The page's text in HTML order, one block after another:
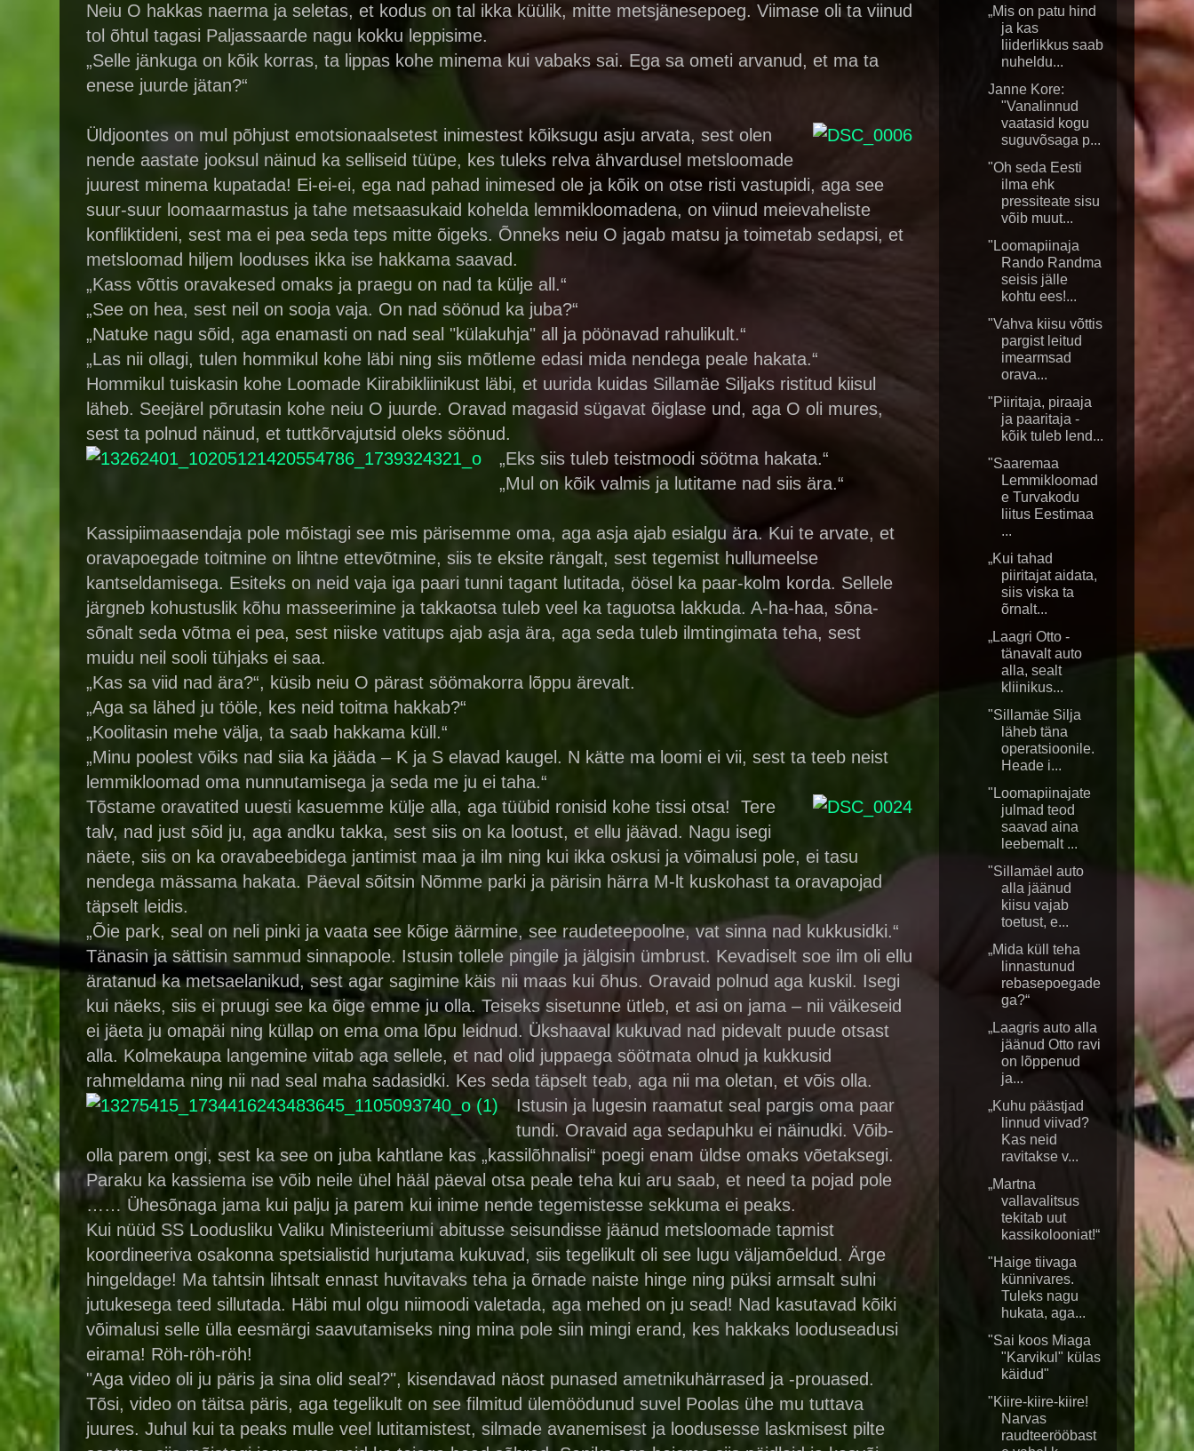
Neiu O hakkas naerma ja seletas, et kodus on tal ikka küülik, mitte metsjänesepoeg. Viimase oli ta viinud
tol õhtul tagasi Paljassaarde nagu kokku leppisime.
„Selle jänkuga on kõik korras, ta lippas kohe minema kui vabaks sai. Ega sa ometi arvanud, et ma ta
enese juurde jätan?“
Üldjoontes on mul põhjust emotsionaalsetest inimestest kõiksugu asju arvata, sest olen
nende aastate jooksul näinud ka selliseid tüüpe, kes tuleks relva ähvardusel metsloomade
juurest minema kupatada! Ei-ei-ei, ega nad pahad inimesed ole ja kõik on otse risti vastupidi, aga see
suur-suur loomaarmastus ja tahe metsaasukaid kohelda lemmikloomadena, on viinud meievaheliste
konfliktideni, sest ma ei pea seda teps mitte õigeks. Õnneks neiu O jagab matsu ja toimetab sedapsi, et
metsloomad hiljem looduses ikka ise hakkama saavad.
„Kass võttis oravakesed omaks ja praegu on nad ta külje all.“
„See on hea, sest neil on sooja vaja. On nad söönud ka juba?“
„Natuke nagu sõid, aga enamasti on nad seal "külakuhja" all ja pöönavad rahulikult.“
„Las nii ollagi, tulen hommikul kohe läbi ning siis mõtleme edasi mida nendega peale hakata.“
Hommikul tuiskasin kohe Loomade Kiirabikliinikust läbi, et uurida kuidas Sillamäe Siljaks ristitud kiisul
läheb. Seejärel põrutasin kohe neiu O juurde. Oravad magasid sügavat õiglase und, aga O oli mures,
sest ta polnud näinud, et tuttkõrvajutsid oleks söönud.
„Eks siis tuleb teistmoodi söötma hakata.“
„Mul on kõik valmis ja lutitame nad siis ära.“
Kassipiimaasendaja pole mõistagi see mis pärisemme oma, aga asja ajab esialgu ära. Kui te arvate, et
oravapoegade toitmine on lihtne ettevõtmine, siis te eksite rängalt, sest tegemist hullumeelse
kantseldamisega. Esiteks on neid vaja iga paari tunni tagant lutitada, öösel ka paar-kolm korda. Sellele
järgneb kohustuslik kõhu masseerimine ja takkaotsa tuleb veel ka taguotsa lakkuda. A-ha-haa, sõna-
sõnalt seda võtma ei pea, sest niiske vatitups ajab asja ära, aga seda tuleb ilmtingimata teha, sest
muidu neil sooli tühjaks ei saa.
„Kas sa viid nad ära?“, küsib neiu O pärast söömakorra lõppu ärevalt.
„Aga sa lähed ju tööle, kes neid toitma hakkab?“
„Koolitasin mehe välja, ta saab hakkama küll.“
„Minu poolest võiks nad siia ka jääda – K ja S elavad kaugel. N kätte ma loomi ei vii, sest ta teeb neist
lemmikloomad oma nunnutamisega ja seda me ju ei taha.“
Tõstame oravatited uuesti kasuemme külje alla, aga tüübid ronisid kohe tissi otsa! Tere
talv, nad just sõid ju, aga andku takka, sest siis on ka lootust, et ellu jäävad. Nagu isegi
näete, siis on ka oravabeebidega jantimist maa ja ilm ning kui ikka oskusi ja võimalusi pole, ei tasu
nendega mässama hakata. Päeval sõitsin Nõmme parki ja pärisin härra M-lt kuskohast ta oravapojad
täpselt leidis.
„Õie park, seal on neli pinki ja vaata see kõige äärmine, see raudeteepoolne, vat sinna nad kukkusidki.“
Tänasin ja sättisin sammud sinnapoole. Istusin tollele pingile ja jälgisin ümbrust. Kevadiselt soe ilm oli ellu
äratanud ka metsaelanikud, sest agar sagimine käis nii maas kui õhus. Oravaid polnud aga kuskil. Isegi
kui näeks, siis ei pruugi see ka õige emme ju olla. Teiseks sisetunne ütleb, et asi on jama – nii väikeseid
ei jäeta ju omapäi ning küllap on ema oma lõpu leidnud. Ükshaaval kukuvad nad pidevalt puude otsast
alla. Kolmekaupa langemine viitab aga sellele, et nad olid juppaega söötmata olnud ja kukkusid
rahmeldama ning nii nad seal maha sadasidki. Kes seda täpselt teab, aga nii ma oletan, et võis olla.
Istusin ja lugesin raamatut seal pargis oma paar
tundi. Oravaid aga sedapuhku ei näinudki. Võib-
olla parem ongi, sest ka see on juba kahtlane kas „kassilõhnalisi“ poegi enam üldse omaks võetaksegi.
Paraku ka kassiema ise võib neile ühel hääl päeval otsa peale teha kui aru saab, et need ta pojad pole
…… Ühesõnaga jama kui palju ja parem kui inime nende tegemistesse sekkuma ei peaks.
Kui nüüd SS Loodusliku Valiku Ministeeriumi abitusse seisundisse jäänud metsloomade tapmist
koordineeriva osakonna spetsialistid hurjutama kukuvad, siis tegelikult oli see lugu väljamõeldud. Ärge
hingeldage! Ma tahtsin lihtsalt ennast huvitavaks teha ja õrnade naiste hinge ning püksi armsalt sulni
jutukesega teed sillutada. Häbi mul olgu niimoodi valetada, aga mehed on ju sead! Nad kasutavad kõiki
võimalusi selle ülla eesmärgi saavutamiseks ning mina pole siin mingi erand, kes hakkaks looduseadusi
eirama! Röh-röh-röh!
"Aga video oli ju päris ja sina olid seal?", kisendavad näost punased ametnikuhärrased ja -prouased.
Tõsi, video on täitsa päris, aga tegelikult on see filmitud ülemöödunud suvel Poolas ühe mu tuttava
juures. Juhul kui ta peaks mulle veel lutitamistest, silmade avanemisest ja loodusesse laskmisest pilte
„Mis on patu hind
ja kas
liiderlikkus saab
nuheldu...
Janne Kore:
"Vanalinnud
vaatasid kogu
suguvõsaga p...
"Oh seda Eesti
ilma ehk
pressiteate sisu
võib muut...
"Loomapiinaja
Rando Randma
seisis jälle
kohtu ees!...
"Vahva kiisu võttis
pargist leitud
imearmsad
orava...
"Piiritaja, piraaja
ja paaritaja -
kõik tuleb lend...
"Saaremaa
Lemmikloomad
e Turvakodu
liitus Eestimaa
...
„Kui tahad
piiritajat aidata,
siis viska ta
õrnalt...
„Laagri Otto -
tänavalt auto
alla, sealt
kliinikus...
"Sillamäe Silja
läheb täna
operatsioonile.
Heade i...
"Loomapiinajate
julmad teod
saavad aina
leebemalt ...
"Sillamäel auto
alla jäänud
kiisu vajab
toetust, e...
„Mida küll teha
linnastunud
rebasepoegade
ga?“
„Laagris auto alla
jäänud Otto ravi
on lõppenud
ja...
„Kuhu päästjad
linnud viivad?
Kas neid
ravitakse v...
„Martna
vallavalitsus
tekitab uut
kassikolooniat!“
"Haige tiivaga
künnivares.
Tuleks nagu
hukata, aga...
"Sai koos Miaga
"Karvikul" külas
käidud"
"Kiire-kiire-kiire!
Narvas
raudteerööbast